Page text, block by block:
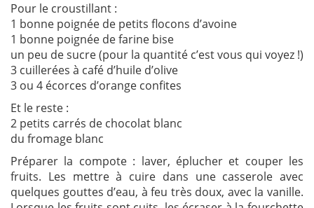
Pour le croustillant :
1 bonne poignée de petits flocons d’avoine
1 bonne poignée de farine bise
un peu de sucre (pour la quantité c’est vous qui voyez !)
3 cuillerées à café d’huile d’olive
3 ou 4 écorces d’orange confites
Et le reste :
2 petits carrés de chocolat blanc
du fromage blanc
Préparer la compote : laver, éplucher et couper les
fruits. Les mettre à cuire dans une casserole avec
quelques gouttes d’eau, à feu très doux, avec la vanille.